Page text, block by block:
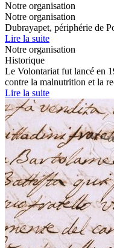
Notre organisation
Notre organisation
Dubrayapet, périphérie de
Lire la suite
Notre organisation
Historique
Le Volontariat fut lancé en
contre la malnutrition et la
Lire la suite